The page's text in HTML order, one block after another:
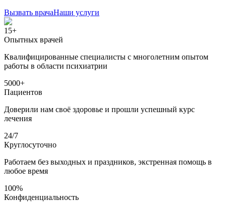
Вызвать врачаНаши услуги
15+
Опытных врачей
Квалифицированные специалисты с многолетним опытом
работы в области психиатрии
5000+
Пациентов
Доверили нам своё здоровье и прошли успешный курс
лечения
24/7
Круглосуточно
Работаем без выходных и праздников, экстренная помощь в
любое время
100%
Конфиденциальность